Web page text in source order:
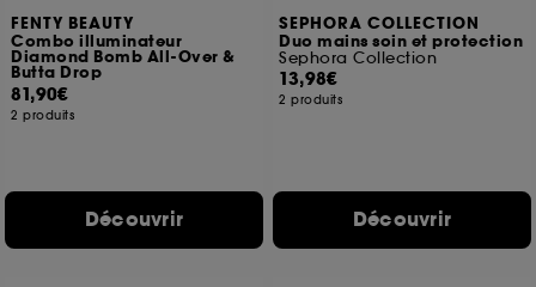
FENTY BEAUTY
Combo illuminateur
Diamond Bomb All-Over &
Butta Drop
81,90€
2 produits
Découvrir
SEPHORA COLLECTION
Duo mains soin et protection
Sephora Collection
13,98€
2 produits
Découvrir